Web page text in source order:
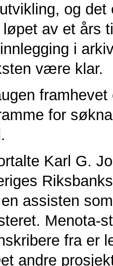
og
av et års
i
være klar.
for
Karl G.
assisten
Menota-
fra er
andre